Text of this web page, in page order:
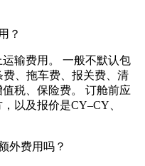
？
输费用。 一般不默认包
、拖车费、报关费、清
税、保险费。 订舱前应
以及报价是CY–CY、
外费用吗？